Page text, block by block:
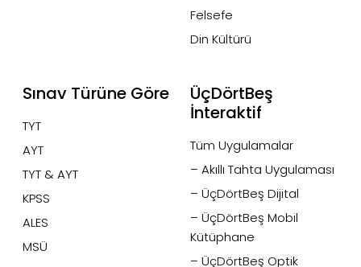
Felsefe
Din Kültürü
Sınav Türüne Göre
TYT
AYT
TYT & AYT
KPSS
ALES
MSÜ
ÜçDörtBeş
İnteraktif
Tüm Uygulamalar
– Akıllı Tahta Uygulaması
– ÜçDörtBeş Dijital
– ÜçDörtBeş Mobil
Kütüphane
– ÜçDörtBeş Optik